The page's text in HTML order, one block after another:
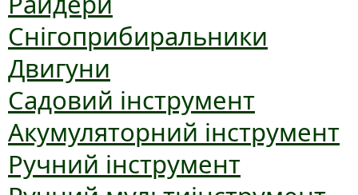
Снігоприбиральники
Двигуни
Садовий інструмент
Акумуляторний інструмент
Ручний інструмент